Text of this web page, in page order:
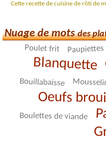
Cette recette de cuisine de rôti de
Nuage de motsdes
Poulet frit Paupiettes
Blanquette
Bouillabaisse
Oeufs
Boulettes de viande